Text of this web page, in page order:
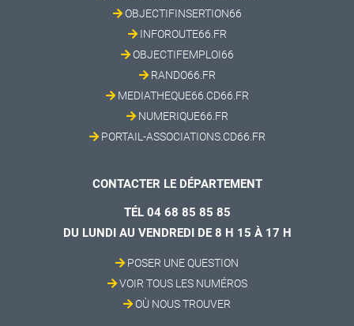
OBJECTIFINSERTION66
INFOROUTE66.FR
OBJECTIFEMPLOI66
RANDO66.FR
MEDIATHEQUE66.CD66.FR
NUMERIQUE66.FR
PORTAIL-ASSOCIATIONS.CD66.FR
CONTACTER LE DÉPARTEMENT
TÉL 04 68 85 85 85
DU LUNDI AU VENDREDI DE 8 H 15 À 17 H
POSER UNE QUESTION
VOIR TOUS LES NUMÉROS
OÙ NOUS TROUVER